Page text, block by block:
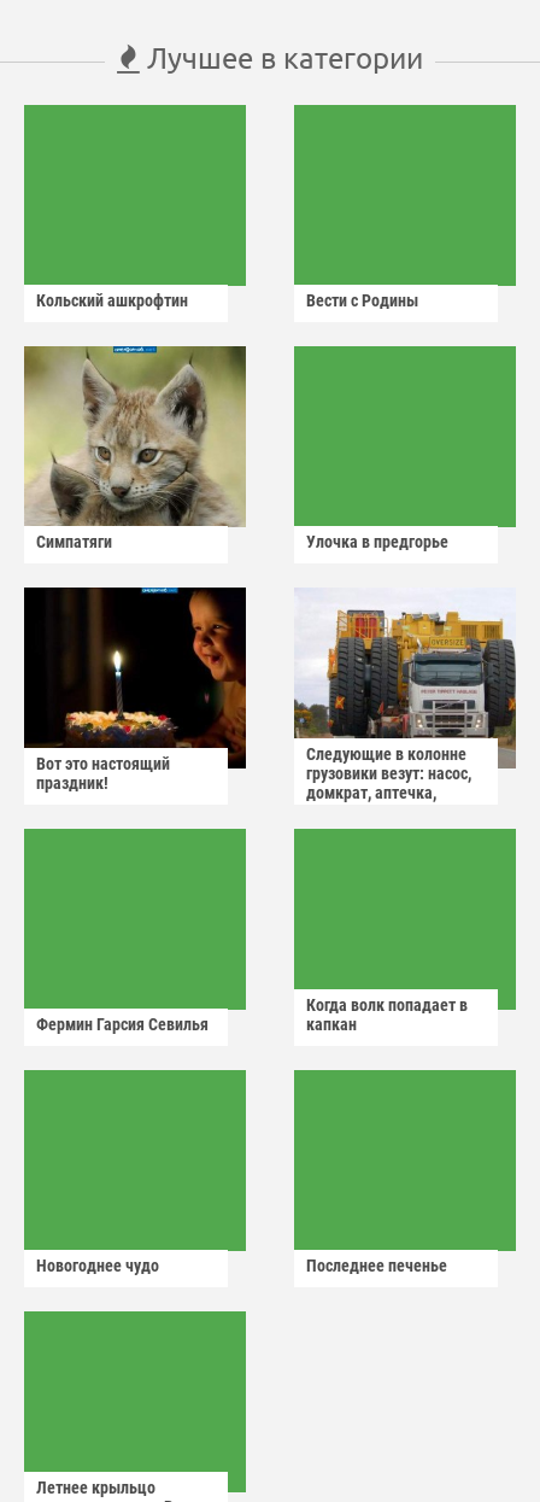
Лучшее в категории
Кольский ашкрофтин Вести с Родины
Симпатяги Улочка в предгорье
Вот это настоящий
праздник!
Следующие в колонне
грузовики везут: насос,
домкрат, аптечка,
Фермин Гарсия Севилья
Когда волк попадает в
капкан
Новогоднее чудо Последнее печенье
Летнее крыльцо